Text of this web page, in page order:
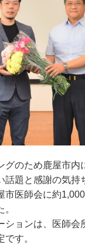
グのため鹿屋市内
話題と感謝の気持
市医師会に約
ションは、医師会
す。